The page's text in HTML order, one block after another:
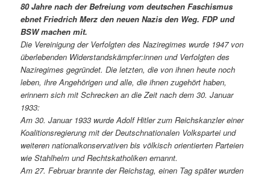
80 Jahre nach der Befreiung vom deutschen Faschismus
ebnet Friedrich Merz den neuen Nazis den Weg. FDP und
BSW machen mit.
Die Vereinigung der Verfolgten des Naziregimes wurde 1947 von
überlebenden Widerstandskämpfer:innen und Verfolgten des
Naziregimes gegründet. Die letzten, die von ihnen heute noch
leben, ihre Angehörigen und alle, die ihnen zugehört haben,
erinnern sich mit Schrecken an die Zeit nach dem 30. Januar
1933:
Am 30. Januar 1933 wurde Adolf Hitler zum Reichskanzler einer
Koalitionsregierung mit der Deutschnationalen Volkspartei und
weiteren nationalkonservativen bis völkisch orientierten Parteien
wie Stahlhelm und Rechtskatholiken ernannt.
Am 27. Februar brannte der Reichstag, einen Tag später wurden